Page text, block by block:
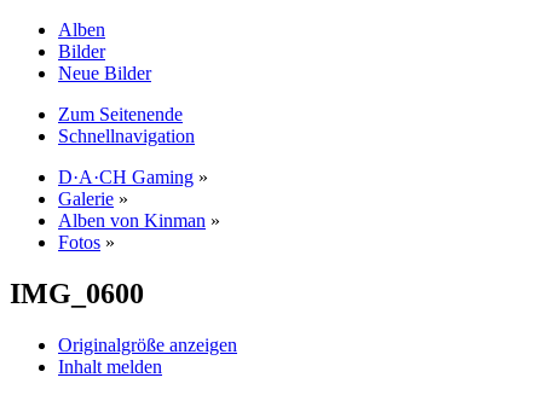
Alben
Bilder
Neue Bilder
Zum Seitenende
Schnellnavigation
D·A·CH Gaming »
Galerie »
Alben von Kinman »
Fotos »
IMG_0600
Originalgröße anzeigen
Inhalt melden